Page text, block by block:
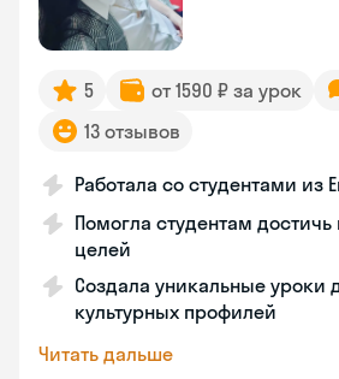
5 от 1590 ₽ за урок
13 отзывов
Работала со студентами из
Помогла студентам
целей
Создала уникальные уроки
культурных профилей
Читать дальше